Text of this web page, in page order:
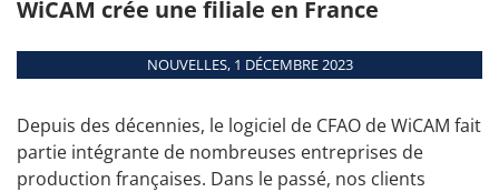
entièrement
Aperçu
Interfaces
Configuration
matériel
Académie de
Fixer un
rendez-vous
conseils
WiCAM crée une filiale en France
NOUVELLES, 1 DÉCEMBRE 2023
Depuis des décennies, le logiciel de CFAO de WiCAM fait
partie intégrante de nombreuses entreprises de
production françaises. Dans le passé, nos clients